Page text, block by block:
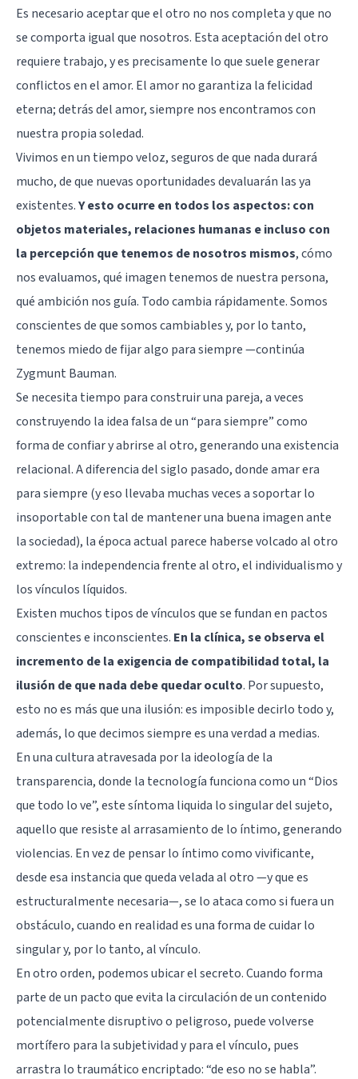
Es necesario aceptar que el otro no nos completa y que no
se comporta igual que nosotros. Esta aceptación del otro
requiere trabajo, y es precisamente lo que suele generar
conflictos en el amor. El amor no garantiza la felicidad
eterna; detrás del amor, siempre nos encontramos con
nuestra propia soledad.
Vivimos en un tiempo veloz, seguros de que nada durará
mucho, de que nuevas oportunidades devaluarán las ya
existentes.Y esto ocurre en todos los aspectos: con
objetos materiales, relaciones humanas e incluso con
la percepción que tenemos de nosotros mismos, cómo
nos evaluamos, qué imagen tenemos de nuestra persona,
qué ambición nos guía. Todo cambia rápidamente. Somos
conscientes de que somos cambiables y, por lo tanto,
tenemos miedo de fijar algo para siempre —continúa
Zygmunt Bauman.
Se necesita tiempo para construir una pareja, a veces
construyendo la idea falsa de un “para siempre” como
forma de confiar y abrirse al otro, generando una existencia
relacional. A diferencia del siglo pasado, donde amar era
para siempre (y eso llevaba muchas veces a soportar lo
insoportable con tal de mantener una buena imagen ante
la sociedad), la época actual parece haberse volcado al otro
extremo: la independencia frente al otro, el individualismo y
los vínculos líquidos.
Existen muchos tipos de vínculos que se fundan en pactos
conscientes e inconscientes. En la clínica, se observa el
incremento de la exigencia de compatibilidad total, la
ilusión de que nada debe quedar oculto. Por supuesto,
esto no es más que una ilusión: es imposible decirlo todo y,
además, lo que decimos siempre es una verdad a medias.
En una cultura atravesada por la ideología de la
transparencia, donde la tecnología funciona como un “Dios
que todo lo ve”, este síntoma liquida lo singular del sujeto,
aquello que resiste al arrasamiento de lo íntimo, generando
violencias. En vez de pensar lo íntimo como vivificante,
desde esa instancia que queda velada al otro —y que es
estructuralmente necesaria—, se lo ataca como si fuera un
obstáculo, cuando en realidad es una forma de cuidar lo
singular y, por lo tanto, al vínculo.
En otro orden, podemos ubicar el secreto. Cuando forma
parte de un pacto que evita la circulación de un contenido
potencialmente disruptivo o peligroso, puede volverse
mortífero para la subjetividad y para el vínculo, pues
arrastra lo traumático encriptado: “de eso no se habla”.